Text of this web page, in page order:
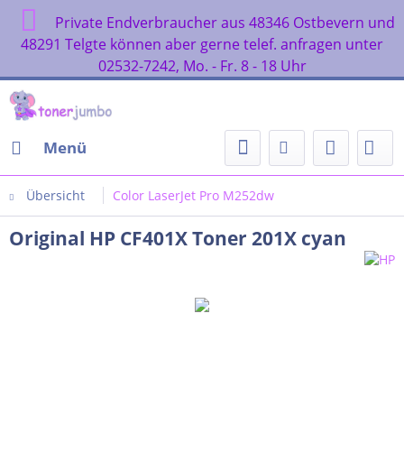
Private Endverbraucher aus 48346 Ostbevern und
48291 Telgte können aber gerne telef. anfragen unter
02532-7242, Mo. - Fr. 8 - 18 Uhr
Menü
Übersicht Color LaserJet Pro M252dw
Original HP CF401X Toner 201X cyan